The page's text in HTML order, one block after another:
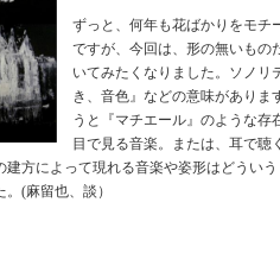
ずっと、何年も花ばかりをモチ
ですが、今回は、形の無いもの
いてみたくなりました。ソノリ
き、音色』などの意味がありま
うと『マチエール』のような存
目で見る音楽。または、耳で聴
建方によって現れる音楽や姿形はどうい
(麻留也、談）